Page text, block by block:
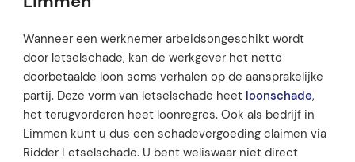
Wanneer een werknemer arbeidsongeschikt wordt
door letselschade, kan de werkgever het netto
doorbetaalde loon soms verhalen op de aansprakelijke
partij. Deze vorm van letselschade heet loonschade,
het terugvorderen heet loonregres. Ook als bedrijf in
Limmen kunt u dus een schadevergoeding claimen via
Ridder Letselschade. U bent weliswaar niet direct